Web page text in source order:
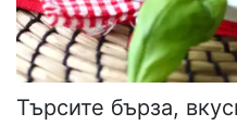
Търсите бърза,